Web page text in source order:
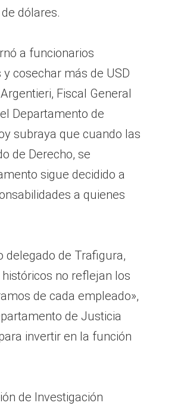
dólares.
a funcionarios
cosechar más de USD
Fiscal General
Departamento de
subraya que cuando las
de Derecho, se
sigue decidido a
a quienes
delegado de Trafigura,
no reflejan los
de cada empleado»,
de Justicia
invertir en la función
de Investigación